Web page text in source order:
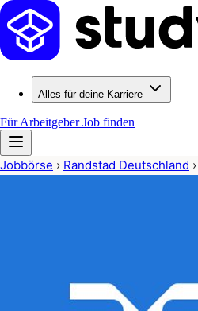
Alles für deine Karriere
Für ArbeitgeberJob finden
Jobbörse › Randstad Deutschland ›